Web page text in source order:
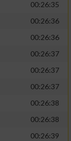
00:26:35
00:26:36
00:26:36
00:26:37
00:26:37
00:26:37
00:26:38
00:26:38
00:26:39